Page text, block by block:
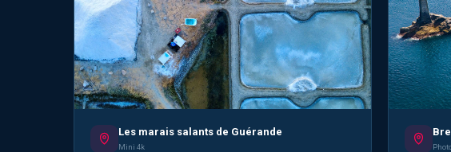
Les marais salants de Guérande
Mini 4k